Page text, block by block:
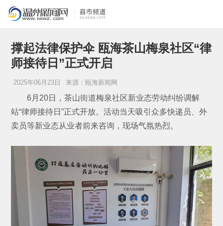
撑起法律保护伞 瓯海茶山梅泉社区“律
师接待日”正式开启
2025年06月23日 来源：瓯海新闻网
6月20日，茶山街道梅泉社区新业态劳动纠纷调解
站“律师接待日”正式开放。活动当天吸引众多快递员、外
卖员等新业态从业者前来咨询，现场气氛热烈。